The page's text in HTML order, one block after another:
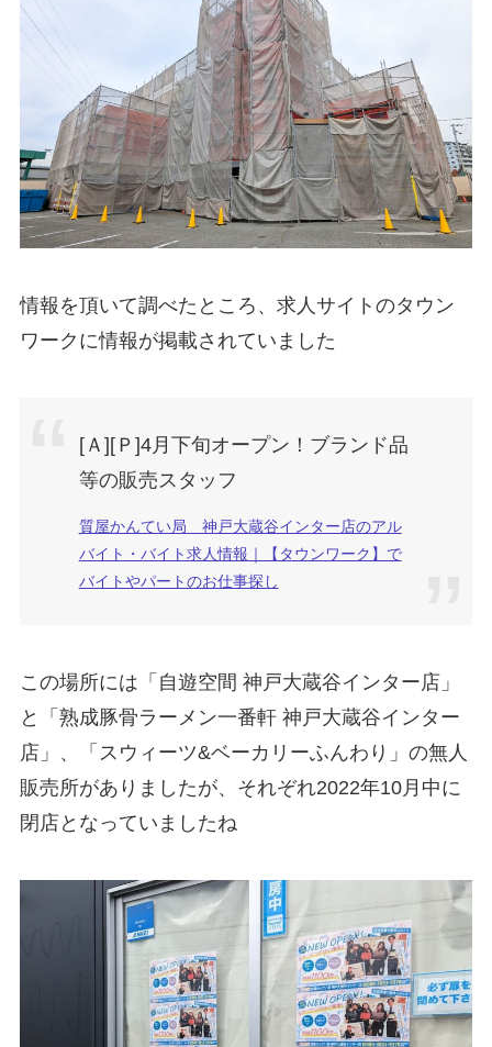
情報を頂いて調べたところ、求人サイトのタウン
ワークに情報が掲載されていました
[Ａ][Ｐ]4月下旬オープン！ブランド品
等の販売スタッフ
質屋かんてい局 神戸大蔵谷インター店のアル
バイト・バイト求人情報｜【タウンワーク】で
バイトやパートのお仕事探し
この場所には「自遊空間 神戸大蔵谷インター店」
と「熟成豚骨ラーメン一番軒 神戸大蔵谷インター
店」、「スウィーツ&ベーカリーふんわり」の無人
販売所がありましたが、それぞれ2022年10月中に
閉店となっていましたね